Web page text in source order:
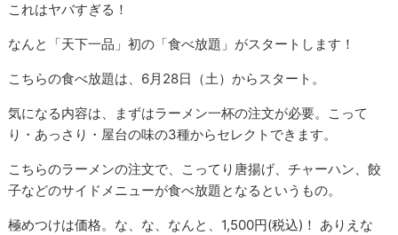
これはヤバすぎる！
なんと「天下一品」初の「食べ放題」がスタートします！
こちらの食べ放題は、6月28日（土）からスタート。
気になる内容は、まずはラーメン一杯の注文が必要。こって
り・あっさり・屋台の味の3種からセレクトできます。
こちらのラーメンの注文で、こってり唐揚げ、チャーハン、餃
子などのサイドメニューが食べ放題となるというもの。
極めつけは価格。な、な、なんと、1,500円(税込)！ ありえな